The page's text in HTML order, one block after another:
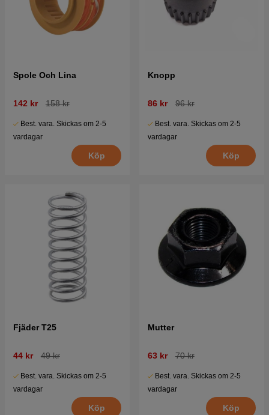
Spole Och Lina
142 kr 158 kr
Best. vara. Skickas om 2-5
vardagar
Köp
Knopp
86 kr 96 kr
Best. vara. Skickas om 2-5
vardagar
Köp
Fjäder T25
44 kr 49 kr
Best. vara. Skickas om 2-5
vardagar
Köp
Mutter
63 kr 70 kr
Best. vara. Skickas om 2-5
vardagar
Köp